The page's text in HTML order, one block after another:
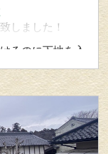
しました！
るのに下地を入
す！
築板金まで問い